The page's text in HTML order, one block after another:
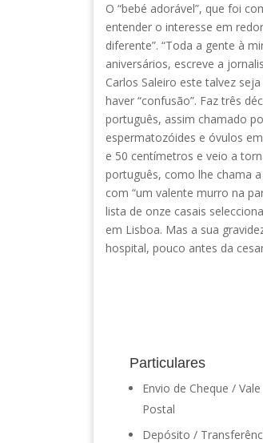
O “bebé adorável”, que foi
entender o interesse em
diferente”. “Toda a gente à
aniversários, escreve a
Carlos Saleiro este talvez
haver “confusão”. Faz três
português, assim chamado
espermatozóides e óvulos
e 50 centímetros e veio a
português, como lhe chama
com “um valente murro na
lista de onze casais
em Lisboa. Mas a sua
hospital, pouco antes da
Particulares
Envio de Cheque / Vale
Postal
Depósito /